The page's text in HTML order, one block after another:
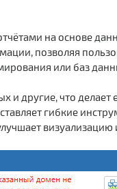
на основе
позволяя
или баз
и другие, что делает
гибкие